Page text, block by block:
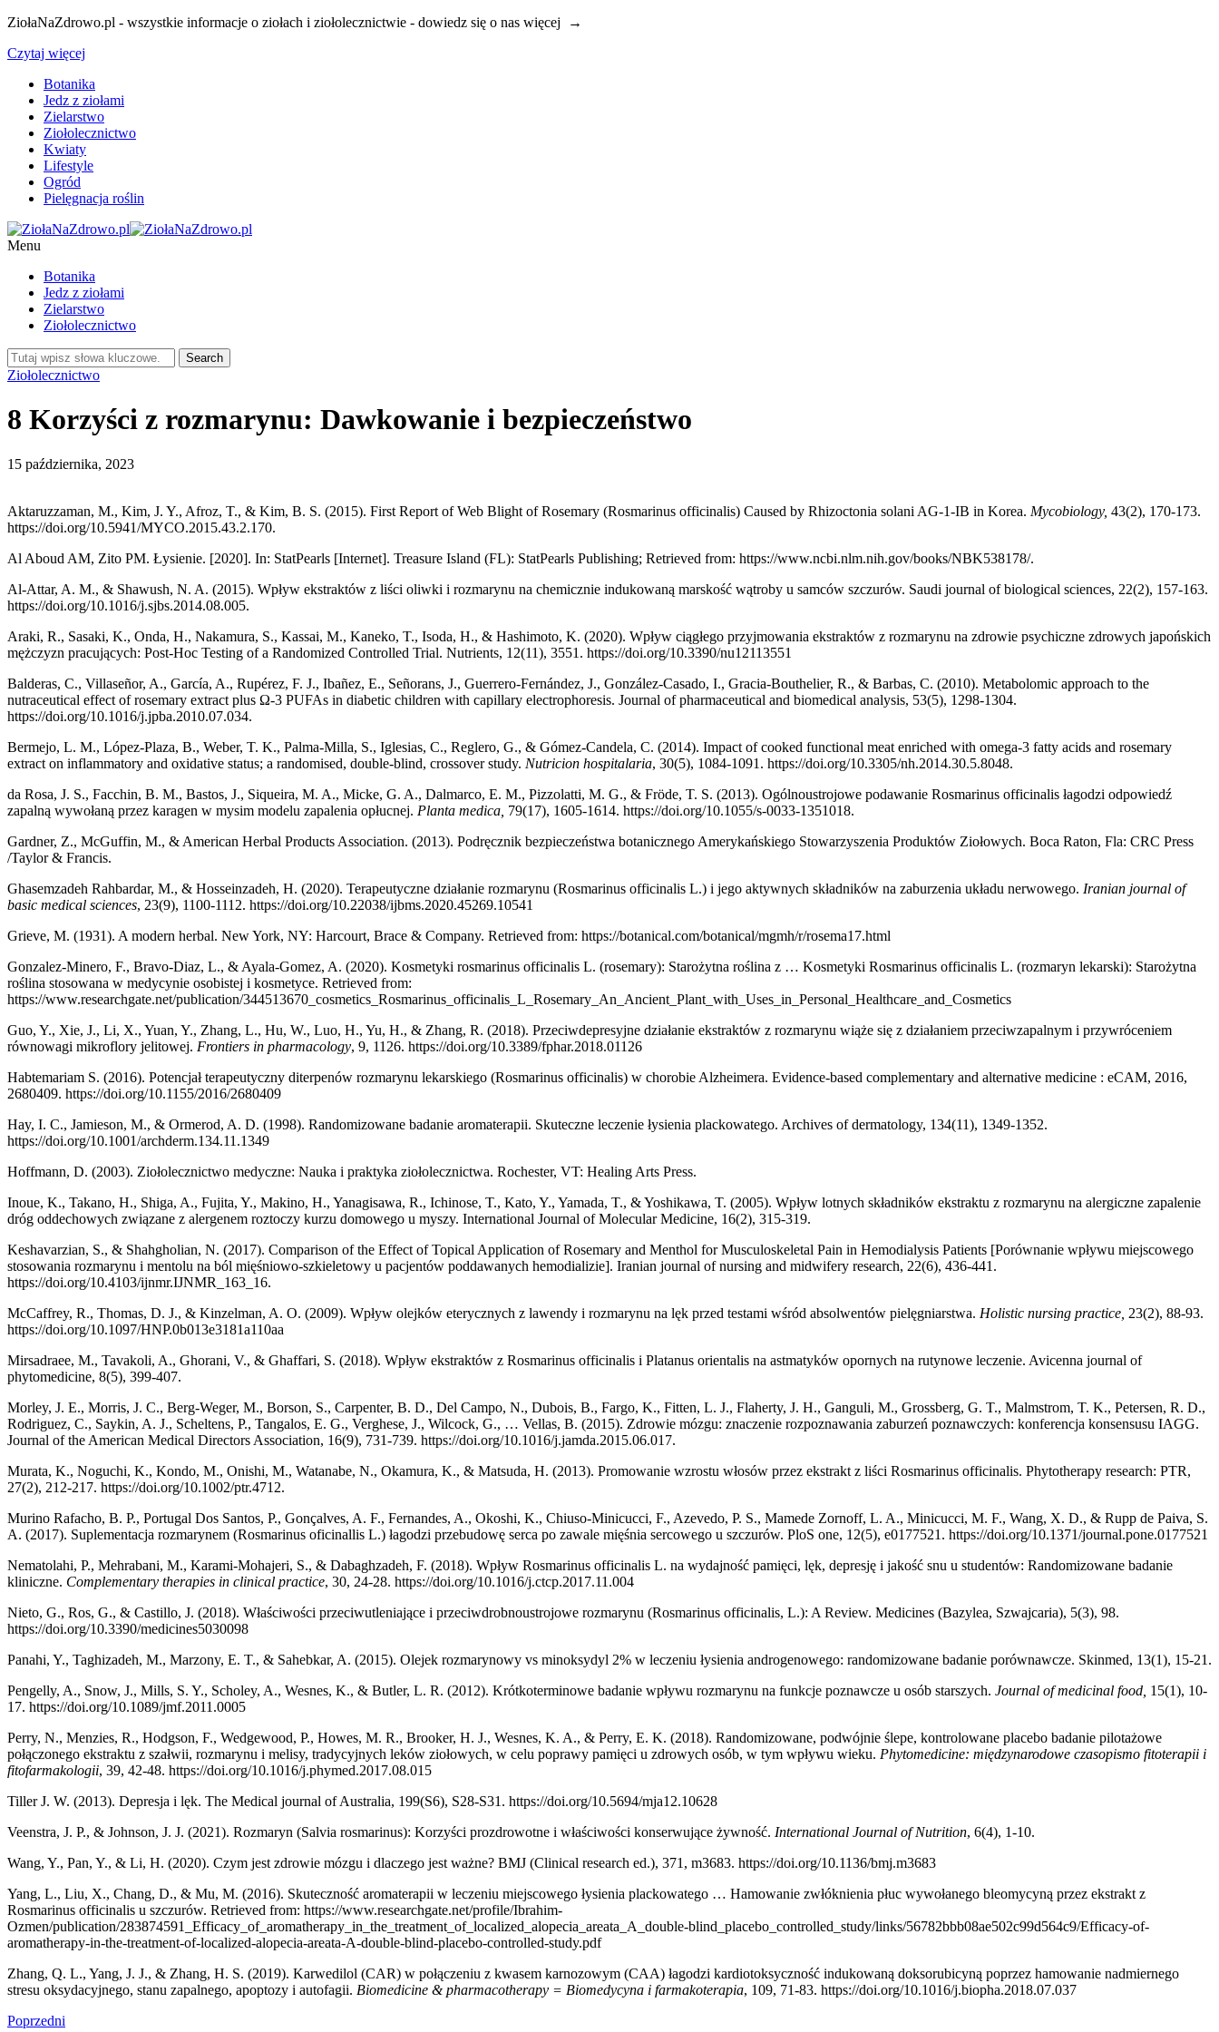
ZiołaNaZdrowo.pl - wszystkie informacje o ziołach i ziołolecznictwie - dowiedz się o nas więcej →
Czytaj więcej
Botanika
Jedz z ziołami
Zielarstwo
Ziołolecznictwo
Kwiaty
Lifestyle
Ogród
Pielęgnacja roślin
Menu
Botanika
Jedz z ziołami
Zielarstwo
Ziołolecznictwo
Ziołolecznictwo
8 Korzyści z rozmarynu: Dawkowanie i bezpieczeństwo
15 października, 2023
Aktaruzzaman, M., Kim, J. Y., Afroz, T., & Kim, B. S. (2015). First Report of Web Blight of Rosemary (Rosmarinus officinalis) Caused by Rhizoctonia solani AG-1-IB in Korea. Mycobiology, 43(2), 170-173.
https://doi.org/10.5941/MYCO.2015.43.2.170.
Al Aboud AM, Zito PM. Łysienie. [2020]. In: StatPearls [Internet]. Treasure Island (FL): StatPearls Publishing; Retrieved from: https://www.ncbi.nlm.nih.gov/books/NBK538178/.
Al-Attar, A. M., & Shawush, N. A. (2015). Wpływ ekstraktów z liści oliwki i rozmarynu na chemicznie indukowaną marskość wątroby u samców szczurów. Saudi journal of biological sciences, 22(2), 157-163.
https://doi.org/10.1016/j.sjbs.2014.08.005.
Araki, R., Sasaki, K., Onda, H., Nakamura, S., Kassai, M., Kaneko, T., Isoda, H., & Hashimoto, K. (2020). Wpływ ciągłego przyjmowania ekstraktów z rozmarynu na zdrowie psychiczne zdrowych japońskich
mężczyzn pracujących: Post-Hoc Testing of a Randomized Controlled Trial. Nutrients, 12(11), 3551. https://doi.org/10.3390/nu12113551
Balderas, C., Villaseñor, A., García, A., Rupérez, F. J., Ibañez, E., Señorans, J., Guerrero-Fernández, J., González-Casado, I., Gracia-Bouthelier, R., & Barbas, C. (2010). Metabolomic approach to the
nutraceutical effect of rosemary extract plus Ω-3 PUFAs in diabetic children with capillary electrophoresis. Journal of pharmaceutical and biomedical analysis, 53(5), 1298-1304.
https://doi.org/10.1016/j.jpba.2010.07.034.
Bermejo, L. M., López-Plaza, B., Weber, T. K., Palma-Milla, S., Iglesias, C., Reglero, G., & Gómez-Candela, C. (2014). Impact of cooked functional meat enriched with omega-3 fatty acids and rosemary
extract on inflammatory and oxidative status; a randomised, double-blind, crossover study. Nutricion hospitalaria, 30(5), 1084-1091. https://doi.org/10.3305/nh.2014.30.5.8048.
da Rosa, J. S., Facchin, B. M., Bastos, J., Siqueira, M. A., Micke, G. A., Dalmarco, E. M., Pizzolatti, M. G., & Fröde, T. S. (2013). Ogólnoustrojowe podawanie Rosmarinus officinalis łagodzi odpowiedź
zapalną wywołaną przez karagen w mysim modelu zapalenia opłucnej. Planta medica, 79(17), 1605-1614. https://doi.org/10.1055/s-0033-1351018.
Gardner, Z., McGuffin, M., & American Herbal Products Association. (2013). Podręcznik bezpieczeństwa botanicznego Amerykańskiego Stowarzyszenia Produktów Ziołowych. Boca Raton, Fla: CRC Press
/Taylor & Francis.
Ghasemzadeh Rahbardar, M., & Hosseinzadeh, H. (2020). Terapeutyczne działanie rozmarynu (Rosmarinus officinalis L.) i jego aktywnych składników na zaburzenia układu nerwowego. Iranian journal of
basic medical sciences, 23(9), 1100-1112. https://doi.org/10.22038/ijbms.2020.45269.10541
Grieve, M. (1931). A modern herbal. New York, NY: Harcourt, Brace & Company. Retrieved from: https://botanical.com/botanical/mgmh/r/rosema17.html
Gonzalez-Minero, F., Bravo-Diaz, L., & Ayala-Gomez, A. (2020). Kosmetyki rosmarinus officinalis L. (rosemary): Starożytna roślina z … Kosmetyki Rosmarinus officinalis L. (rozmaryn lekarski): Starożytna
roślina stosowana w medycynie osobistej i kosmetyce. Retrieved from:
https://www.researchgate.net/publication/344513670_cosmetics_Rosmarinus_officinalis_L_Rosemary_An_Ancient_Plant_with_Uses_in_Personal_Healthcare_and_Cosmetics
Guo, Y., Xie, J., Li, X., Yuan, Y., Zhang, L., Hu, W., Luo, H., Yu, H., & Zhang, R. (2018). Przeciwdepresyjne działanie ekstraktów z rozmarynu wiąże się z działaniem przeciwzapalnym i przywróceniem
równowagi mikroflory jelitowej. Frontiers in pharmacology, 9, 1126. https://doi.org/10.3389/fphar.2018.01126
Habtemariam S. (2016). Potencjał terapeutyczny diterpenów rozmarynu lekarskiego (Rosmarinus officinalis) w chorobie Alzheimera. Evidence-based complementary and alternative medicine : eCAM, 2016,
2680409. https://doi.org/10.1155/2016/2680409
Hay, I. C., Jamieson, M., & Ormerod, A. D. (1998). Randomizowane badanie aromaterapii. Skuteczne leczenie łysienia plackowatego. Archives of dermatology, 134(11), 1349-1352.
https://doi.org/10.1001/archderm.134.11.1349
Hoffmann, D. (2003). Ziołolecznictwo medyczne: Nauka i praktyka ziołolecznictwa. Rochester, VT: Healing Arts Press.
Inoue, K., Takano, H., Shiga, A., Fujita, Y., Makino, H., Yanagisawa, R., Ichinose, T., Kato, Y., Yamada, T., & Yoshikawa, T. (2005). Wpływ lotnych składników ekstraktu z rozmarynu na alergiczne zapalenie
dróg oddechowych związane z alergenem roztoczy kurzu domowego u myszy. International Journal of Molecular Medicine, 16(2), 315-319.
Keshavarzian, S., & Shahgholian, N. (2017). Comparison of the Effect of Topical Application of Rosemary and Menthol for Musculoskeletal Pain in Hemodialysis Patients [Porównanie wpływu miejscowego
stosowania rozmarynu i mentolu na ból mięśniowo-szkieletowy u pacjentów poddawanych hemodializie]. Iranian journal of nursing and midwifery research, 22(6), 436-441.
https://doi.org/10.4103/ijnmr.IJNMR_163_16.
McCaffrey, R., Thomas, D. J., & Kinzelman, A. O. (2009). Wpływ olejków eterycznych z lawendy i rozmarynu na lęk przed testami wśród absolwentów pielęgniarstwa. Holistic nursing practice, 23(2), 88-93.
https://doi.org/10.1097/HNP.0b013e3181a110aa
Mirsadraee, M., Tavakoli, A., Ghorani, V., & Ghaffari, S. (2018). Wpływ ekstraktów z Rosmarinus officinalis i Platanus orientalis na astmatyków opornych na rutynowe leczenie. Avicenna journal of
phytomedicine, 8(5), 399-407.
Morley, J. E., Morris, J. C., Berg-Weger, M., Borson, S., Carpenter, B. D., Del Campo, N., Dubois, B., Fargo, K., Fitten, L. J., Flaherty, J. H., Ganguli, M., Grossberg, G. T., Malmstrom, T. K., Petersen, R. D.,
Rodriguez, C., Saykin, A. J., Scheltens, P., Tangalos, E. G., Verghese, J., Wilcock, G., … Vellas, B. (2015). Zdrowie mózgu: znaczenie rozpoznawania zaburzeń poznawczych: konferencja konsensusu IAGG.
Journal of the American Medical Directors Association, 16(9), 731-739. https://doi.org/10.1016/j.jamda.2015.06.017.
Murata, K., Noguchi, K., Kondo, M., Onishi, M., Watanabe, N., Okamura, K., & Matsuda, H. (2013). Promowanie wzrostu włosów przez ekstrakt z liści Rosmarinus officinalis. Phytotherapy research: PTR,
27(2), 212-217. https://doi.org/10.1002/ptr.4712.
Murino Rafacho, B. P., Portugal Dos Santos, P., Gonçalves, A. F., Fernandes, A., Okoshi, K., Chiuso-Minicucci, F., Azevedo, P. S., Mamede Zornoff, L. A., Minicucci, M. F., Wang, X. D., & Rupp de Paiva, S.
A. (2017). Suplementacja rozmarynem (Rosmarinus oficinallis L.) łagodzi przebudowę serca po zawale mięśnia sercowego u szczurów. PloS one, 12(5), e0177521. https://doi.org/10.1371/journal.pone.0177521
Nematolahi, P., Mehrabani, M., Karami-Mohajeri, S., & Dabaghzadeh, F. (2018). Wpływ Rosmarinus officinalis L. na wydajność pamięci, lęk, depresję i jakość snu u studentów: Randomizowane badanie
kliniczne. Complementary therapies in clinical practice, 30, 24-28. https://doi.org/10.1016/j.ctcp.2017.11.004
Nieto, G., Ros, G., & Castillo, J. (2018). Właściwości przeciwutleniające i przeciwdrobnoustrojowe rozmarynu (Rosmarinus officinalis, L.): A Review. Medicines (Bazylea, Szwajcaria), 5(3), 98.
https://doi.org/10.3390/medicines5030098
Panahi, Y., Taghizadeh, M., Marzony, E. T., & Sahebkar, A. (2015). Olejek rozmarynowy vs minoksydyl 2% w leczeniu łysienia androgenowego: randomizowane badanie porównawcze. Skinmed, 13(1), 15-21.
Pengelly, A., Snow, J., Mills, S. Y., Scholey, A., Wesnes, K., & Butler, L. R. (2012). Krótkoterminowe badanie wpływu rozmarynu na funkcje poznawcze u osób starszych. Journal of medicinal food, 15(1), 10-
17. https://doi.org/10.1089/jmf.2011.0005
Perry, N., Menzies, R., Hodgson, F., Wedgewood, P., Howes, M. R., Brooker, H. J., Wesnes, K. A., & Perry, E. K. (2018). Randomizowane, podwójnie ślepe, kontrolowane placebo badanie pilotażowe
połączonego ekstraktu z szałwii, rozmarynu i melisy, tradycyjnych leków ziołowych, w celu poprawy pamięci u zdrowych osób, w tym wpływu wieku. Phytomedicine: międzynarodowe czasopismo fitoterapii i
fitofarmakologii, 39, 42-48. https://doi.org/10.1016/j.phymed.2017.08.015
Tiller J. W. (2013). Depresja i lęk. The Medical journal of Australia, 199(S6), S28-S31. https://doi.org/10.5694/mja12.10628
Veenstra, J. P., & Johnson, J. J. (2021). Rozmaryn (Salvia rosmarinus): Korzyści prozdrowotne i właściwości konserwujące żywność. International Journal of Nutrition, 6(4), 1-10.
Wang, Y., Pan, Y., & Li, H. (2020). Czym jest zdrowie mózgu i dlaczego jest ważne? BMJ (Clinical research ed.), 371, m3683. https://doi.org/10.1136/bmj.m3683
Yang, L., Liu, X., Chang, D., & Mu, M. (2016). Skuteczność aromaterapii w leczeniu miejscowego łysienia plackowatego … Hamowanie zwłóknienia płuc wywołanego bleomycyną przez ekstrakt z
Rosmarinus officinalis u szczurów. Retrieved from: https://www.researchgate.net/profile/Ibrahim-
Ozmen/publication/283874591_Efficacy_of_aromatherapy_in_the_treatment_of_localized_alopecia_areata_A_double-blind_placebo_controlled_study/links/56782bbb08ae502c99d564c9/Efficacy-of-
aromatherapy-in-the-treatment-of-localized-alopecia-areata-A-double-blind-placebo-controlled-study.pdf
Zhang, Q. L., Yang, J. J., & Zhang, H. S. (2019). Karwedilol (CAR) w połączeniu z kwasem karnozowym (CAA) łagodzi kardiotoksyczność indukowaną doksorubicyną poprzez hamowanie nadmiernego
stresu oksydacyjnego, stanu zapalnego, apoptozy i autofagii. Biomedicine & pharmacotherapy = Biomedycyna i farmakoterapia, 109, 71-83. https://doi.org/10.1016/j.biopha.2018.07.037
Poprzedni